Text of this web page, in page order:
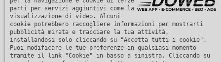
Copyright © L. NEGRINI & F. snc. P. IVA
01482510235 -Informativa sulla privacy
parti per servizi aggiuntivi come la
visualizzazione di video. Alcuni
cookie potrebbero raccogliere informazioni per mostrarti
pubblicità mirata e tracciare la tua attività,
installandosi solo cliccando su "Accetta tutti i cookie".
Puoi modificare le tue preferenze in qualsiasi momento
tramite il link "Cookie" in basso a sinistra. Cliccando su